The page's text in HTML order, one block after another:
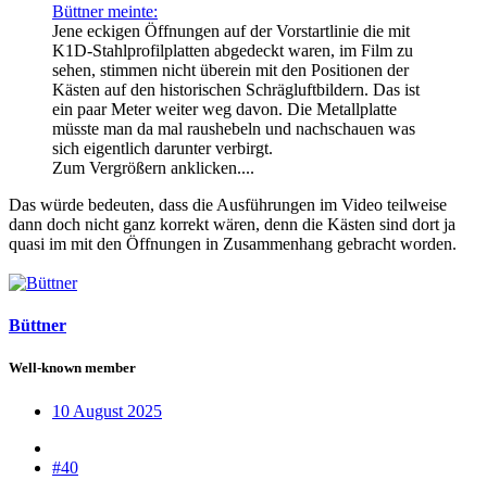
Büttner meinte:
Jene eckigen Öffnungen auf der Vorstartlinie die mit
K1D-Stahlprofilplatten abgedeckt waren, im Film zu
sehen, stimmen nicht überein mit den Positionen der
Kästen auf den historischen Schrägluftbildern. Das ist
ein paar Meter weiter weg davon. Die Metallplatte
müsste man da mal raushebeln und nachschauen was
sich eigentlich darunter verbirgt.
Zum Vergrößern anklicken....
Das würde bedeuten, dass die Ausführungen im Video teilweise
dann doch nicht ganz korrekt wären, denn die Kästen sind dort ja
quasi im mit den Öffnungen in Zusammenhang gebracht worden.
Büttner
Well-known member
10 August 2025
#40